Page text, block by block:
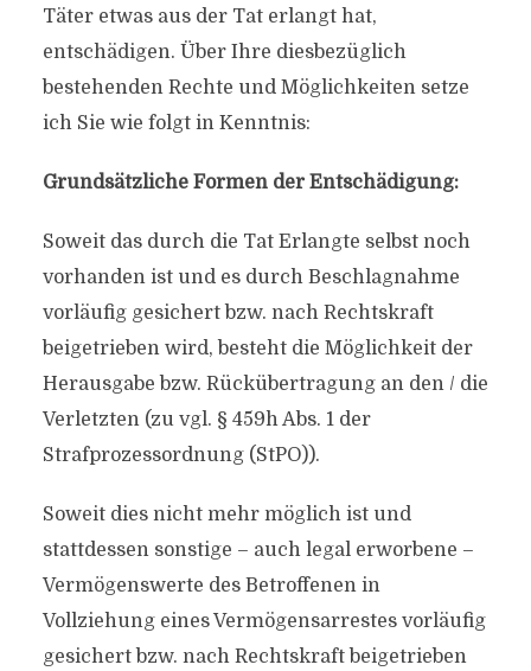
Täter etwas aus der Tat erlangt hat,
entschädigen. Über Ihre diesbezüglich
bestehenden Rechte und Möglichkeiten setze
ich Sie wie folgt in Kenntnis:
Grundsätzliche Formen der Entschädigung:
Soweit das durch die Tat Erlangte selbst noch
vorhanden ist und es durch Beschlagnahme
vorläufig gesichert bzw. nach Rechtskraft
beigetrieben wird, besteht die Möglichkeit der
Herausgabe bzw. Rückübertragung an den / die
Verletzten (zu vgl. § 459h Abs. 1 der
Strafprozessordnung (StPO)).
Soweit dies nicht mehr möglich ist und
stattdessen sonstige – auch legal erworbene –
Vermögenswerte des Betroffenen in
Vollziehung eines Vermögensarrestes vorläufig
gesichert bzw. nach Rechtskraft beigetrieben